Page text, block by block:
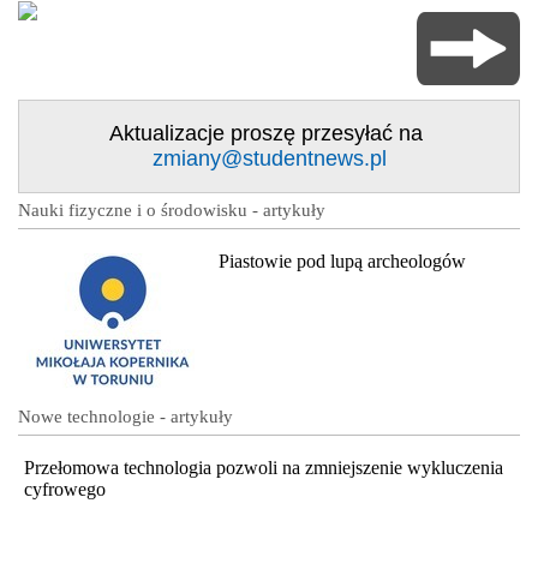
Aktualizacje proszę przesyłać na
zmiany@studentnews.pl
Nauki fizyczne i o środowisku - artykuły
Piastowie pod lupą archeologów
Nowe technologie - artykuły
Przełomowa technologia pozwoli na zmniejszenie wykluczenia
cyfrowego